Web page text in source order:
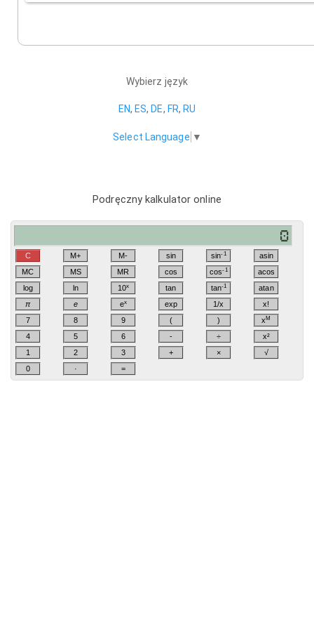
Wybierz język
EN, ES, DE, FR, RU
Select Language ▼
Podręczny kalkulator online
C M+ M- sin sin-1
asin
MC
MS MR cos cos-1
acos
log
ln 10x tan tan-1
atan
π
e ex exp 1/x
x!
7
8 9 ( ) xM
4 5 6 - ÷
x²
1
2 3 + ×
√
0
· =